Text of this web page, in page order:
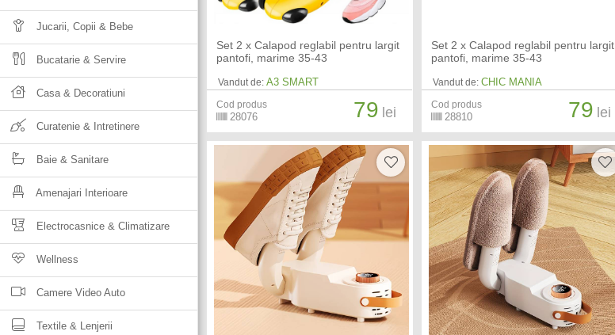
Jucarii, Copii & Bebe
Bucatarie & Servire
Casa & Decoratiuni
Curatenie & Intretinere
Baie & Sanitare
Amenajari Interioare
Electrocasnice & Climatizare
Wellness
Camere Video Auto
Textile & Lenjerii
Set 2 x Calapod reglabil pentru largit
pantofi, marime 35-43
Vandut de: A3 SMART
Cod produs
28076 79 lei
Set 2 x Calapod reglabil pentru largit
pantofi, marime 35-43
Vandut de: CHIC MANIA
Cod produs
28810 79 lei